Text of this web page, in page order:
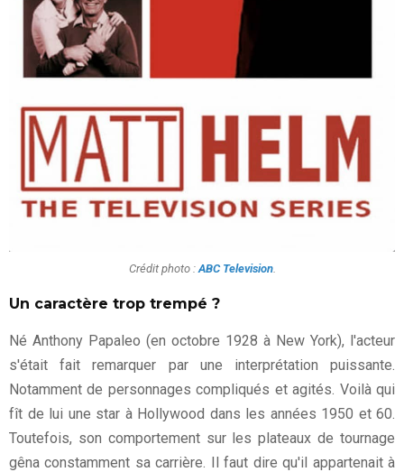
Crédit photo :ABC Television.
Un caractère trop trempé ?
Né Anthony Papaleo (en octobre 1928 à New York), l'acteur
s'était fait remarquer par une interprétation puissante.
Notamment de personnages compliqués et agités. Voilà qui
fît de lui une star à Hollywood dans les années 1950 et 60.
Toutefois, son comportement sur les plateaux de tournage
gêna constamment sa carrière. Il faut dire qu'il appartenait à